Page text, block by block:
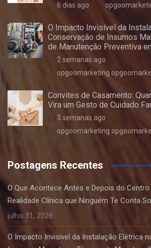
6 dias ago
O Impacto Invisível da
Conservação de Insumos
de Manutenção Preventiva
2 semanas ago
opgoomarketing
Convites de Casamento:
Vira um Gesto de Cuidado
3 semanas ago
opgoomarketing
Postagens Recentes
O Que Acontece Antes e Depois do
Realidade Clínica que Ninguém Te Conta
julho 31, 2026
O Impacto Invisível da Instalação Elétrica